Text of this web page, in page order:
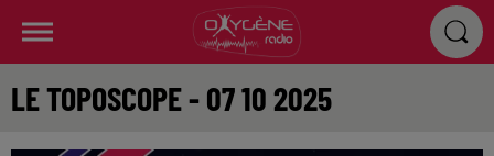
LE TOPOSCOPE - 07 10 2025